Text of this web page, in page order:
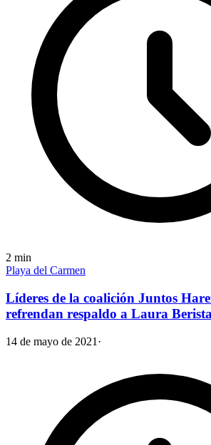
2 min
Playa del Carmen
Líderes de la coalición Juntos
refrendan respaldo a Laura
14 de mayo de 2021 ·